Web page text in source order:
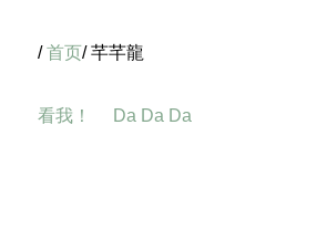
/首页/ 芊芊龍
看我！ Da Da Da